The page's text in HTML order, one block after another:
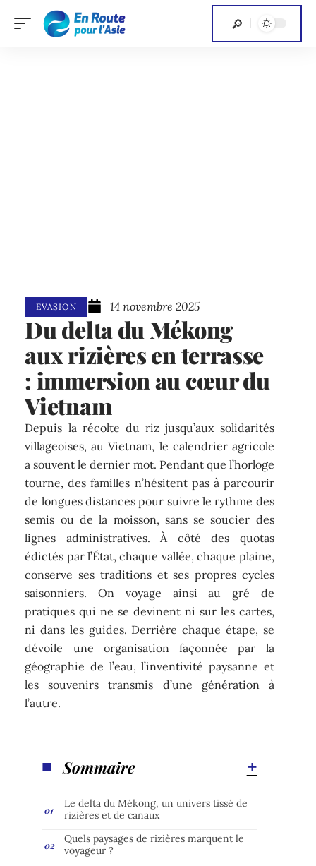
EVASION 14 novembre 2025
Du delta du Mékong
aux rizières en terrasse
: immersion au cœur du
Vietnam
Depuis la récolte du riz jusqu’aux solidarités
villageoises, au Vietnam, le calendrier agricole
a souvent le dernier mot. Pendant que l’horloge
tourne, des familles n’hésitent pas à parcourir
de longues distances pour suivre le rythme des
semis ou de la moisson, sans se soucier des
lignes administratives. À côté des quotas
édictés par l’État, chaque vallée, chaque plaine,
conserve ses traditions et ses propres cycles
saisonniers. On voyage ainsi au gré de
pratiques qui ne se devinent ni sur les cartes,
ni dans les guides. Derrière chaque étape, se
dévoile une organisation façonnée par la
géographie de l’eau, l’inventivité paysanne et
les souvenirs transmis d’une génération à
l’autre.
Sommaire
Le delta du Mékong, un univers tissé de
rizières et de canaux
Quels paysages de rizières marquent le
voyageur ?